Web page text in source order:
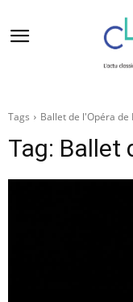
Tags Ballet de l'Opéra de
Tag: Ballet